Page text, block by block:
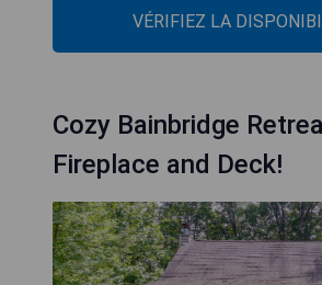
VÉRIFIEZ LA
Cozy Bainbridge
Fireplace and Deck!